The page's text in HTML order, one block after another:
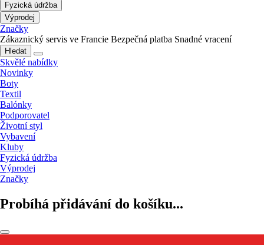
Fyzická údržba
Výprodej
Značky
Zákaznický servis ve Francie Bezpečná platba Snadné vracení
Hledat
Skvělé nabídky
Novinky
Boty
Textil
Balónky
Podporovatel
Životní styl
Vybavení
Kluby
Fyzická údržba
Výprodej
Značky
Probíhá přidávání do košíku...